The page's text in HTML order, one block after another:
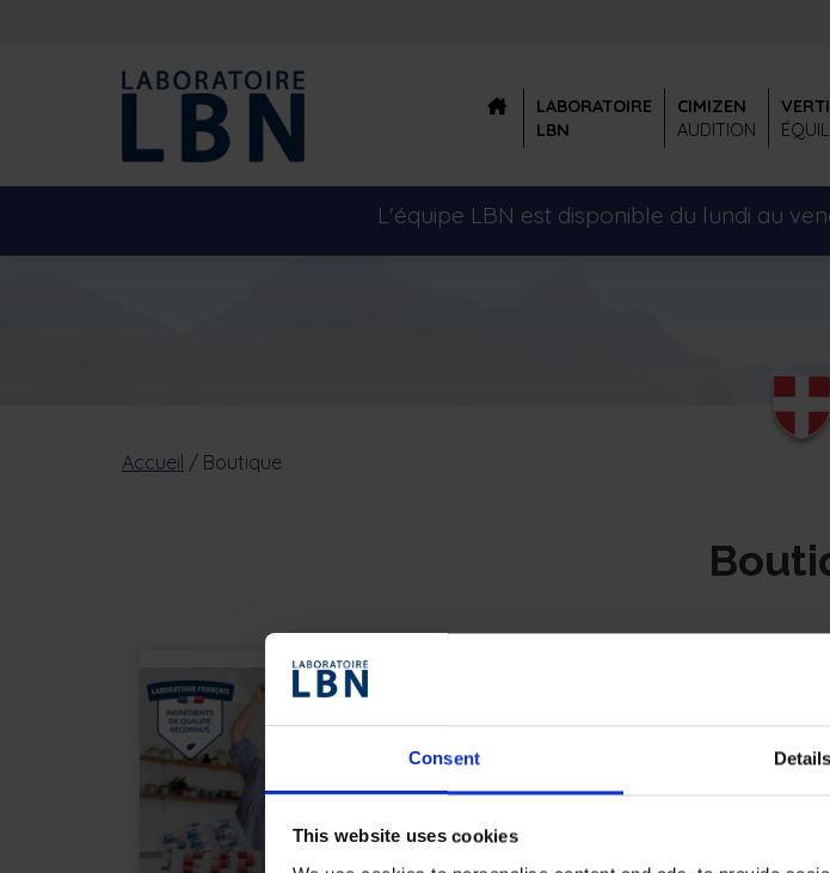
Consent Details
This website uses cookies
LABORATOIRE
LBN
CIMIZEN
AUDITION
L'équipe LBN est disponible du lundi au
Accueil / Boutique